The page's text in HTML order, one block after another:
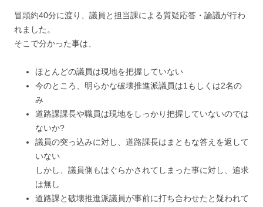
冒頭約40分に渡り、議員と担当課による質疑応答・論議が行わ
れました。
そこで分かった事は、
ほとんどの議員は現地を把握していない
今のところ、明らかな破壊推進派議員は1もしくは2名の
み
道路課課長や職員は現地をしっかり把握していないのでは
ないか?
議員の突っ込みに対し、道路課長はまともな答えを返して
いない
しかし、議員側もはぐらかされてしまった事に対し、追求
は無し
道路課と破壊推進派議員が事前に打ち合わせたと疑われて